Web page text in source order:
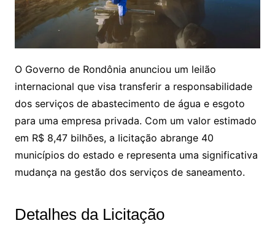
O Governo de Rondônia anunciou um leilão
internacional que visa transferir a responsabilidade
dos serviços de abastecimento de água e esgoto
para uma empresa privada. Com um valor estimado
em R$ 8,47 bilhões, a licitação abrange 40
municípios do estado e representa uma significativa
mudança na gestão dos serviços de saneamento.
Detalhes da Licitação